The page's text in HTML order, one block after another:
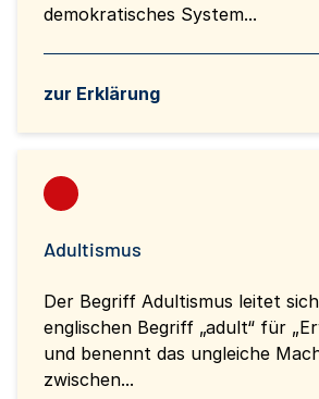
demokratisches System...
zur Erklärung
Adultismus
Der Begriff Adultismus leitet
englischen Begriff „adult“ für
und benennt das ungleiche
zwischen...